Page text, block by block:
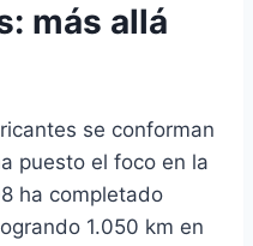
más allá
se conforman
puesto el foco en la
ha completado
1.050 km en